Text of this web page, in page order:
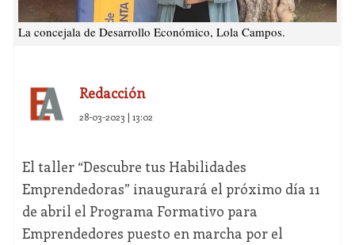
La concejala de Desarrollo Económico, Lola Campos.
Redacción
28-03-2023 | 13:02
El taller “Descubre tus Habilidades
Emprendedoras” inaugurará el próximo día 11
de abril el Programa Formativo para
Emprendedores puesto en marcha por el